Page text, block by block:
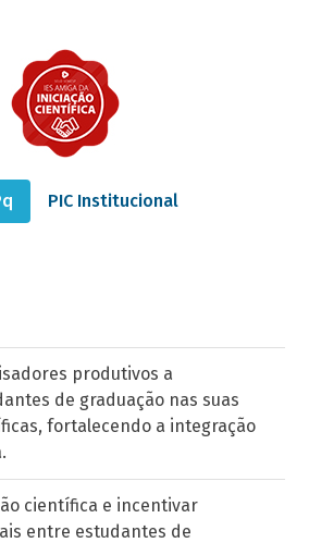
PIC Institucional
produtivos a
de graduação nas suas
fortalecendo a integração
científica e incentivar
entre estudantes de